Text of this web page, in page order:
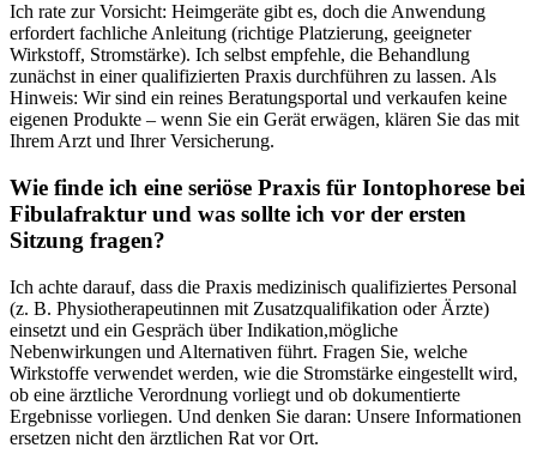
Ich rate zur⁢ Vorsicht: ⁣Heimgeräte⁢ gibt​ es, doch die ⁣Anwendung
⁣erfordert ‌fachliche Anleitung (richtige ‌Platzierung, geeigneter
Wirkstoff, Stromstärke). Ich selbst empfehle, die Behandlung⁣
zunächst in einer ‍qualifizierten ⁤Praxis durchführen zu lassen. Als
Hinweis: Wir sind ein reines Beratungsportal und verkaufen keine
eigenen Produkte – wenn Sie ein Gerät erwägen, ⁣klären Sie das mit
⁤Ihrem Arzt und ⁣Ihrer Versicherung.
Wie finde ich ⁣eine seriöse Praxis für ‍Iontophorese bei
Fibulafraktur und was​ sollte ‍ich vor der​ ersten
⁤Sitzung fragen?
Ich achte darauf, dass⁣ die Praxis ⁣medizinisch​ qualifiziertes‍ Personal
(z. B. Physiotherapeutinnen mit ⁢Zusatzqualifikation oder Ärzte)
‍einsetzt und ein Gespräch über Indikation,mögliche
Nebenwirkungen⁢ und Alternativen führt. Fragen Sie, welche
Wirkstoffe verwendet werden, wie‌ die Stromstärke⁣ eingestellt wird,‍
ob eine ärztliche Verordnung vorliegt und ob dokumentierte
Ergebnisse vorliegen. Und denken Sie daran: Unsere Informationen‍
ersetzen nicht⁣ den ⁤ärztlichen Rat⁢ vor Ort.